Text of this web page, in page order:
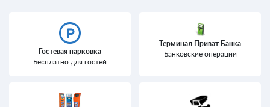
Гостевая парковка
Бесплатно для гостей
Терминал Приват Банка
Банковские операции